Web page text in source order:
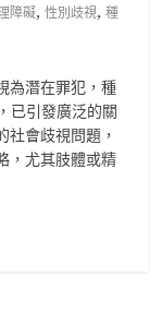
障礙,性別歧視,種
為潛在罪犯，種
已引發廣泛的關
社會歧視問題，
，尤其肢體或精